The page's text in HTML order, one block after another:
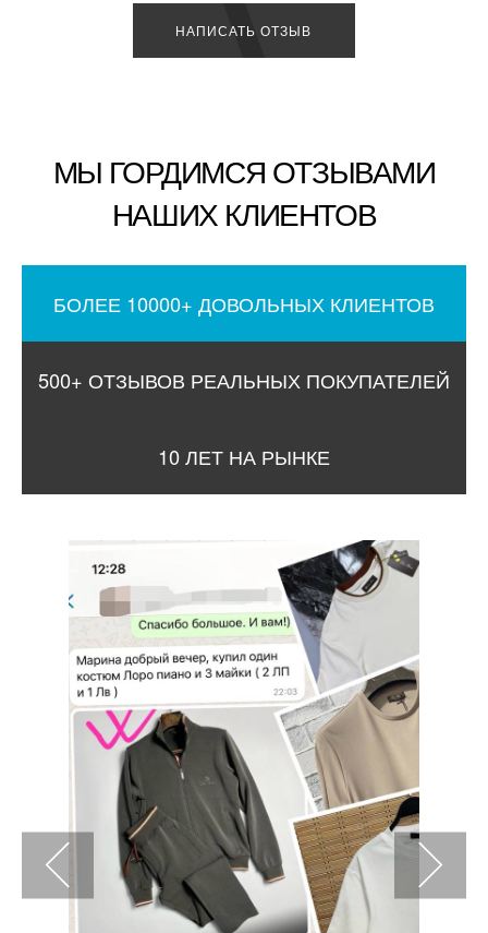
НАПИСАТЬ ОТЗЫВ
МЫ ГОРДИМСЯ ОТЗЫВАМИ
НАШИХ КЛИЕНТОВ
БОЛЕЕ 10000+ ДОВОЛЬНЫХ КЛИЕНТОВ
500+ ОТЗЫВОВ РЕАЛЬНЫХ ПОКУПАТЕЛЕЙ
10 ЛЕТ НА РЫНКЕ